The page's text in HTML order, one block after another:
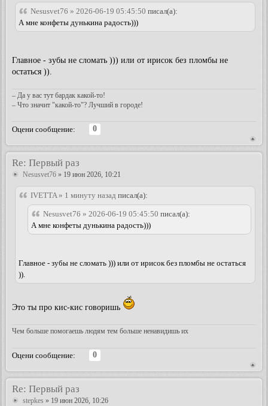
Nesusvet76 » 2026-06-19 05:45:50 писал(а):
А мне конфеты дунькина радость)))
Главное - зубы не сломать ))) или от ирисок без пломбы не
остаться )).
– Да у вас тут бардак какой-то!
– Что значит "какой-то"? Лучший в городе!
Оцени сообщение:
0
Re: Первый раз
Nesusvet76 » 19 июн 2026, 10:21
IVETTA » 1 минуту назад писал(а):
Nesusvet76 » 2026-06-19 05:45:50 писал(а):
А мне конфеты дунькина радость)))
Главное - зубы не сломать ))) или от ирисок без пломбы не остаться
)).
Это ты про кис-кис говоришь
Чем больше помогаешь людям тем больше ненавидишь их
Оцени сообщение:
0
Re: Первый раз
stepkes » 19 июн 2026, 10:26